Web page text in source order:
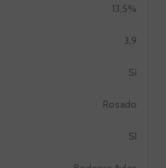
13,5%
3,9
Si
Rosado
SI